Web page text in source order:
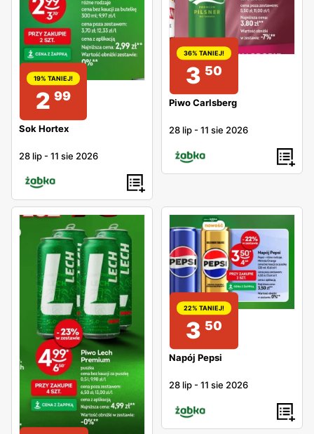
19% TANIEJ!
2 99
Sok Hortex
28 lip -11 sie 2026
36% TANIEJ!
3 50
Piwo Carlsberg
28 lip -11 sie 2026
22% TANIEJ!
3 50
Napój Pepsi
28 lip -11 sie 2026